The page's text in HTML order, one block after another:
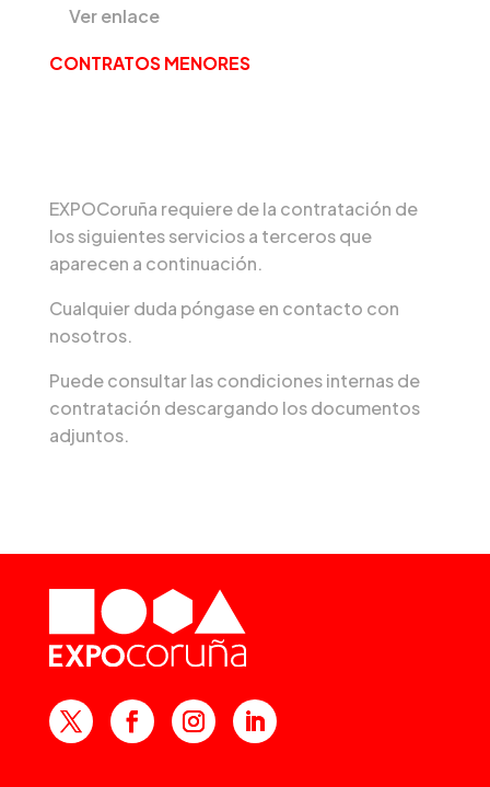
Ver enlace
CONTRATOS MENORES
EXPOCoruña requiere de la contratación de
los siguientes servicios a terceros que
aparecen a continuación.
Cualquier duda póngase en contacto con
nosotros.
Puede consultar las condiciones internas de
contratación descargando los documentos
adjuntos.